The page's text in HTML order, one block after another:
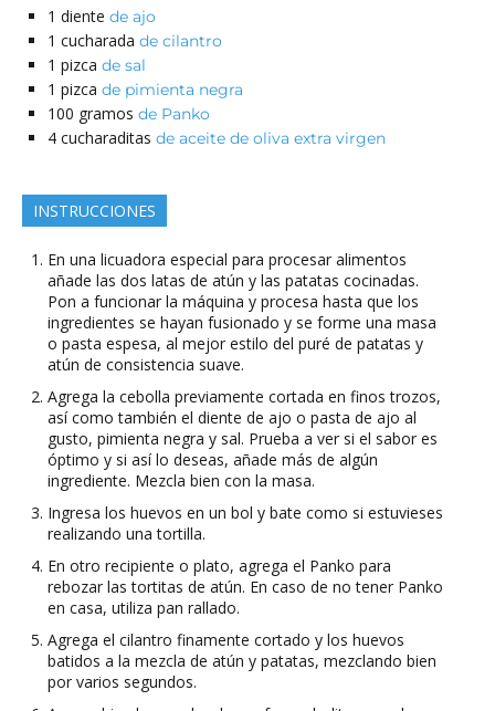
1 diente de ajo
1 cucharada de cilantro
1 pizca de sal
1 pizca de pimienta negra
100 gramos de Panko
4 cucharaditas de aceite de oliva extra virgen
INSTRUCCIONES
En una licuadora especial para procesar alimentos
añade las dos latas de atún y las patatas cocinadas.
Pon a funcionar la máquina y procesa hasta que los
ingredientes se hayan fusionado y se forme una masa
o pasta espesa, al mejor estilo del puré de patatas y
atún de consistencia suave.
Agrega la cebolla previamente cortada en finos trozos,
así como también el diente de ajo o pasta de ajo al
gusto, pimienta negra y sal. Prueba a ver si el sabor es
óptimo y si así lo deseas, añade más de algún
ingrediente. Mezcla bien con la masa.
Ingresa los huevos en un bol y bate como si estuvieses
realizando una tortilla.
En otro recipiente o plato, agrega el Panko para
rebozar las tortitas de atún. En caso de no tener Panko
en casa, utiliza pan rallado.
Agrega el cilantro finamente cortado y los huevos
batidos a la mezcla de atún y patatas, mezclando bien
por varios segundos.